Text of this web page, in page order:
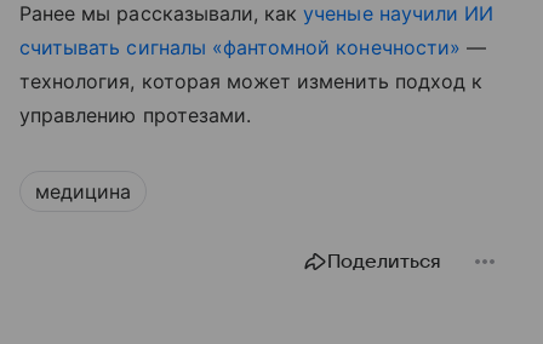
Ранее мы рассказывали, какученые научили ИИ
считывать сигналы «фантомной конечности» —
технология, которая может изменить подход к
управлению протезами.
медицина
Поделиться